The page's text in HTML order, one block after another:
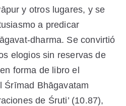
y otros lugares, y se
a predicar
dharma. Se convirtió
elogios sin reservas de
forma de libro el
Śrīmad Bhāgavatam
de Śruti’ (10.87),